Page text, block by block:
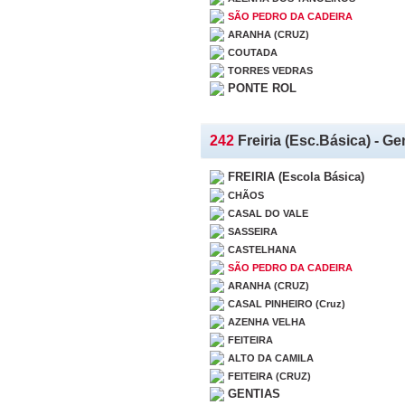
SÃO PEDRO DA CADEIRA
ARANHA (CRUZ)
COUTADA
TORRES VEDRAS
PONTE ROL
242 Freiria (Esc.Básica) -
FREIRIA (Escola Básica)
CHÃOS
CASAL DO VALE
SASSEIRA
CASTELHANA
SÃO PEDRO DA CADEIRA
ARANHA (CRUZ)
CASAL PINHEIRO (Cruz)
AZENHA VELHA
FEITEIRA
ALTO DA CAMILA
FEITEIRA (CRUZ)
GENTIAS